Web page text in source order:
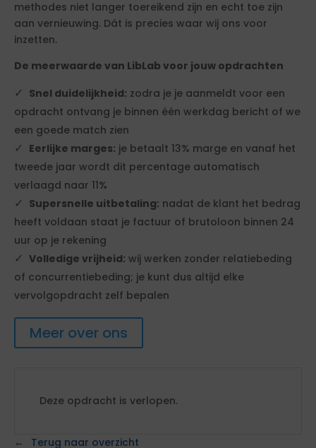
methodes niet langer toereikend zijn en echt toe zijn
aan vernieuwing. Dát is precies waar wij ons voor
inzetten.
De meerwaarde van LibLab voor jouw opdrachten
Snel duidelijkheid: zodra je je aanmeldt voor een
opdracht ontvang je binnen één werkdag bericht of we
een goede match zien
Eerlijke marges: je betaalt 13% marge en vanaf het
tweede jaar wordt dit percentage automatisch
verlaagd naar 11%
Supersnelle uitbetaling: nadat de klant het bedrag
heeft voldaan staat je factuur of brutoloon binnen 24
uur op je rekening
Volledige vrijheid: wij werken zonder relatiebeding
of concurrentiebeding; je kunt dus altijd elke
vervolgopdracht zelf bepalen
Meer over ons
Deze opdracht is verlopen.
Terug naar overzicht